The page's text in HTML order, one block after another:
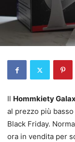
Il Hommkiety
al prezzo più
Black Friday.
ora in vendita per